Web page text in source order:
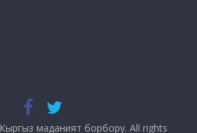
Кыргыз маданият борбору. All rights